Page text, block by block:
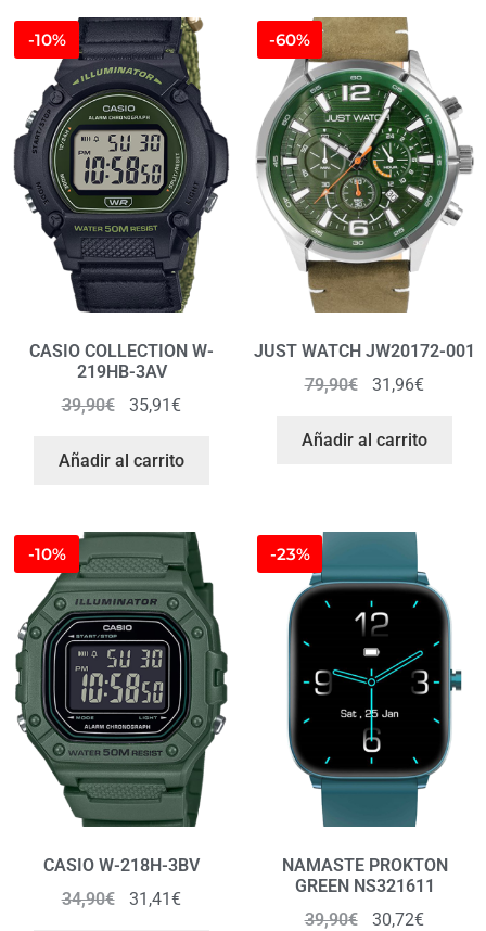
-10%
CASIO COLLECTION W-
219HB-3AV
39,90€ 35,91€
Añadir al carrito
-60%
JUST WATCH JW20172-001
79,90€ 31,96€
Añadir al carrito
-10%
CASIO W-218H-3BV
34,90€ 31,41€
-23%
NAMASTE PROKTON
GREEN NS321611
39,90€ 30,72€